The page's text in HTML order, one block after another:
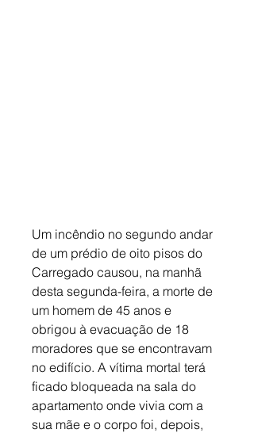
Um incêndio no segundo andar
de um prédio de oito pisos do
Carregado causou, na manhã
desta segunda-feira, a morte de
um homem de 45 anos e
obrigou à evacuação de 18
moradores que se encontravam
no edifício. A vítima mortal terá
ficado bloqueada na sala do
apartamento onde vivia com a
sua mãe e o corpo foi, depois,